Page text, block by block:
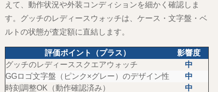
えて、動作状況や外装コンディションを細かく確認しま
す。グッチのレディースウォッチは、ケース・文字盤・ベ
ルトの状態が査定額に直結します。
評価ポイント（プラス）
影響度
グッチのレディーススクエアウォッチ
中
GGロゴ文字盤（ピンク×グレー）のデザイン性
中
時刻調整OK（動作確認済み）
中